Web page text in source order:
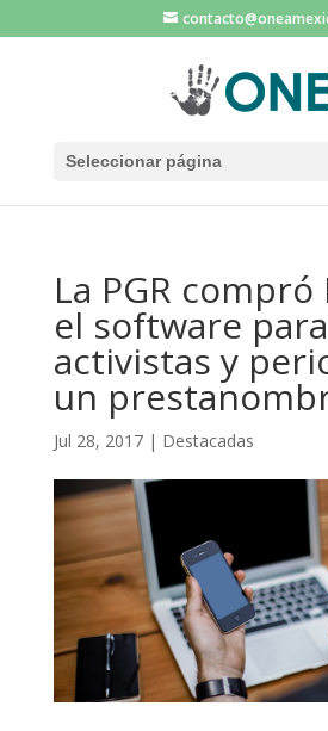
Seleccionar página
La PGR compró
el software
activistas y
un
Jul 28, 2017| Destacadas